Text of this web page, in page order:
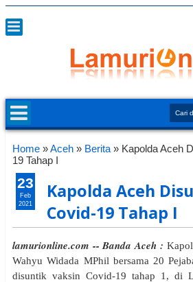
Home »Aceh » Berita » Kapolda Aceh
19 Tahap I
Kapolda Aceh
Covid-19 Tahap I
lamurionline.com -- Banda Aceh :
Wahyu Widada MPhil bersama 20
disuntik vaksin Covid-19 tahap 1, di
23
Feb
2021